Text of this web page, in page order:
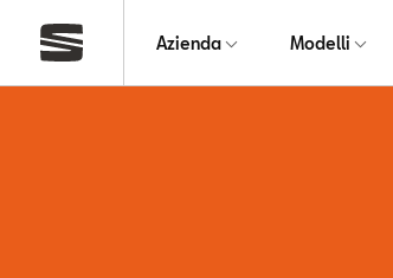
Azienda Modelli